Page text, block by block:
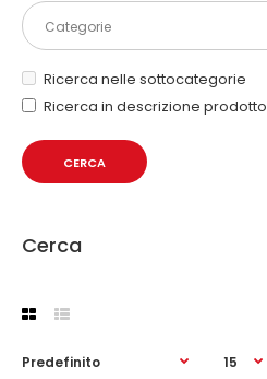
Ricerca nelle sottocategorie
Ricerca in descrizione prodotto
Cerca